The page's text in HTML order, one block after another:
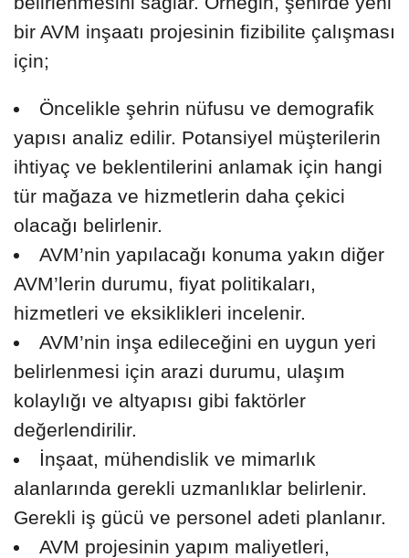
bir AVM inşaatı projesinin fizibilite çalışması
için;
Öncelikle şehrin nüfusu ve demografik
yapısı analiz edilir. Potansiyel müşterilerin
ihtiyaç ve beklentilerini anlamak için hangi
tür mağaza ve hizmetlerin daha çekici
olacağı belirlenir.
AVM’nin yapılacağı konuma yakın diğer
AVM’lerin durumu, fiyat politikaları,
hizmetleri ve eksiklikleri incelenir.
AVM’nin inşa edileceğini en uygun yeri
belirlenmesi için arazi durumu, ulaşım
kolaylığı ve altyapısı gibi faktörler
değerlendirilir.
İnşaat, mühendislik ve mimarlık
alanlarında gerekli uzmanlıklar belirlenir.
Gerekli iş gücü ve personel adeti planlanır.
AVM projesinin yapım maliyetleri,